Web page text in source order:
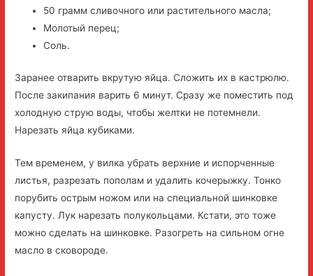
50 грамм сливочного или растительного масла;
Молотый перец;
Соль.
Заранее отварить вкрутую яйца. Сложить их в кастрюлю.
После закипания варить 6 минут. Сразу же поместить под
холодную струю воды, чтобы желтки не потемнели.
Нарезать яйца кубиками.
Тем временем, у вилка убрать верхние и испорченные
листья, разрезать пополам и удалить кочерыжку. Тонко
порубить острым ножом или на специальной шинковке
капусту. Лук нарезать полукольцами. Кстати, это тоже
можно сделать на шинковке. Разогреть на сильном огне
масло в сковороде.